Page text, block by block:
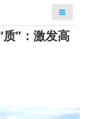
检索
”：激发高